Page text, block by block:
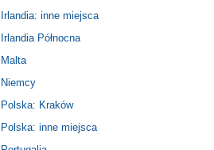
Irlandia: inne miejsca
Irlandia Północna
Malta
Niemcy
Polska: Kraków
Polska: inne miejsca